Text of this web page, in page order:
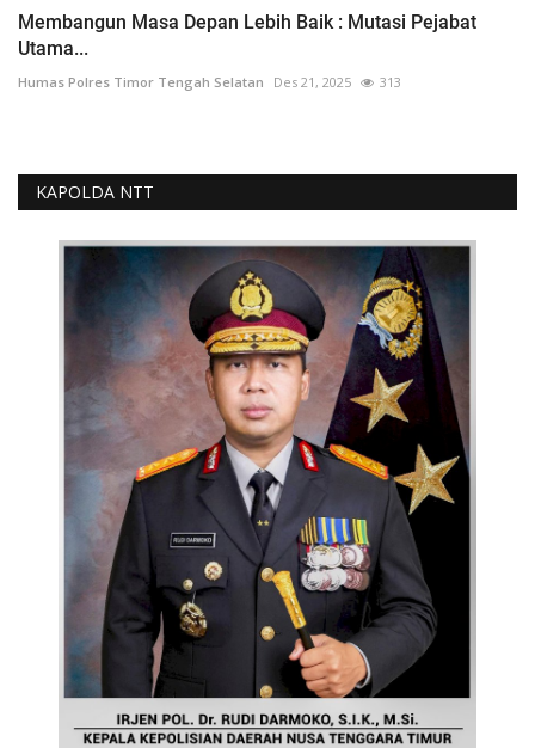
Membangun Masa Depan Lebih Baik : Mutasi Pejabat
Utama...
Humas Polres Timor Tengah Selatan Des 21, 2025 313
KAPOLDA NTT